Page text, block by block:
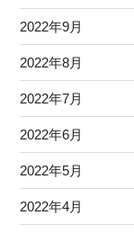
2022年9月
2022年8月
2022年7月
2022年6月
2022年5月
2022年4月